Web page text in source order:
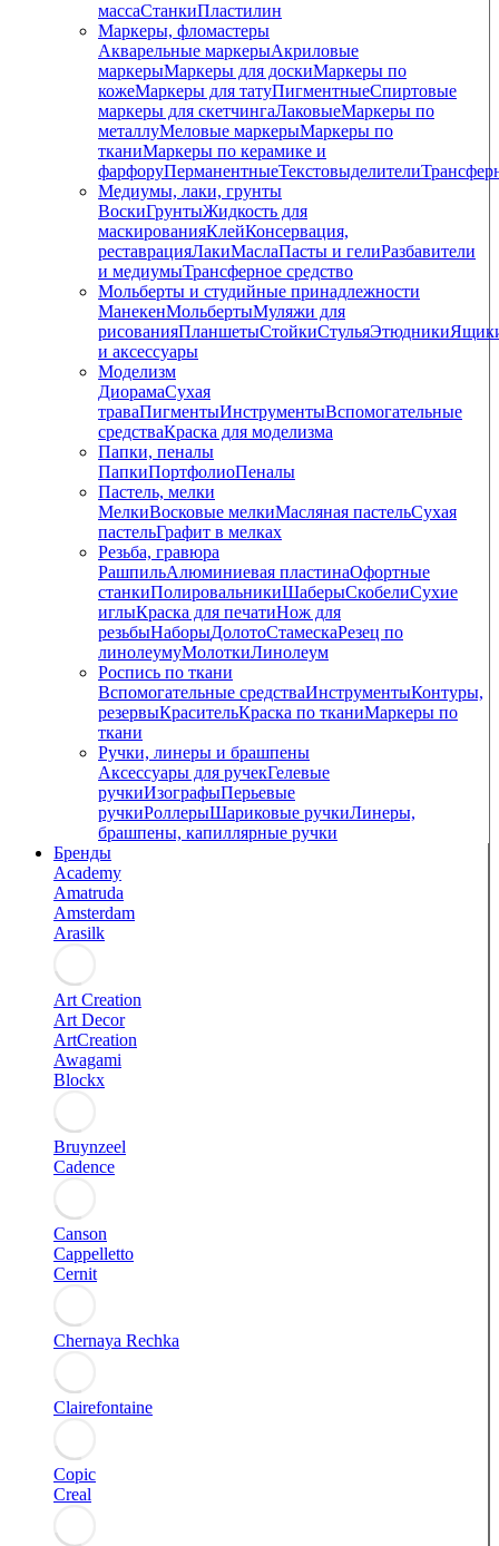
массаСтанкиПластилин
Маркеры, фломастеры
Акварельные маркерыАкриловые
маркерыМаркеры для доскиМаркеры по
кожеМаркеры для татуПигментныеCпиртовые
маркеры для скетчингаЛаковыеМаркеры по
металлуМеловые маркерыМаркеры по
тканиМаркеры по керамике и
фарфоруПерманентныеТекстовыделители
Медиумы, лаки, грунты
ВоскиГрунтыЖидкость для
маскированияКлейКонсервация,
реставрацияЛакиМаслаПасты и гелиРазбавители
и медиумыТрансферное средство
Мольберты и студийные принадлежности
МанекенМольбертыМуляжи для
рисованияПланшетыСтойкиСтульяЭтюдники
и аксессуары
Моделизм
ДиорамаСухая
траваПигментыИнструментыВспомогательные
средстваКраска для моделизма
Папки, пеналы
ПапкиПортфолиоПеналы
Пастель, мелки
МелкиВосковые мелкиМасляная пастельСухая
пастельГрафит в мелках
Резьба, гравюра
РашпильАлюминиевая пластинаОфортные
станкиПолировальникиШаберыСкобелиСухие
иглыКраска для печатиНож для
резьбыНаборыДолотоСтамескаРезец по
линолеумуМолоткиЛинолеум
Роспись по ткани
Вспомогательные средстваИнструментыКонтуры,
резервыКрасительКраска по тканиМаркеры по
ткани
Ручки, линеры и брашпены
Аксессуары для ручекГелевые
ручкиИзографыПерьевые
ручкиРоллерыШариковые ручкиЛинеры,
брашпены, капиллярные ручки
Бренды
Academy
Amatruda
Amsterdam
Arasilk
Art Creation
Art Decor
ArtCreation
Awagami
Blockx
Bruynzeel
Cadence
Canson
Cappelletto
Cernit
Chernaya Rechka
Clairefontaine
Copic
Creal